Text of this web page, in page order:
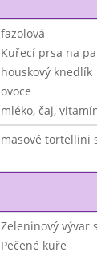
fazolová
Kuřecí prsa na
houskový knedlík
ovoce
mléko, čaj,
masové tortellini
Zeleninový vývar
Pečené kuře